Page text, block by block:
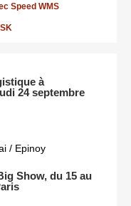
Speed WMS
à
24 septembre
/ Epinoy
Show, du 15 au